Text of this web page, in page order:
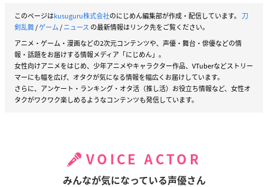
このページはkusuguru株式会社のにじめん編集部が作成・配信しています。 刀
剣乱舞/ゲーム/ニュース の最新情報はリンク先をご覧ください。
アニメ・ゲーム・漫画などの2次元コンテンツや、声優・舞台・俳優などの情
報・話題をお届けする情報メディア「にじめん」。
女性向けアニメをはじめ、少年アニメやキャラクター作品、VTuberなどストリー
マーにも幅を広げ、オタクが気になる情報を幅広くお届けしています。
さらに、アンケート・ランキング・オタ活（推し活）お役立ち情報など、女性オ
タクがワクワク楽しめるようなコンテンツも発信しています。
VOICE ACTOR
みんなが気になっている声優さん